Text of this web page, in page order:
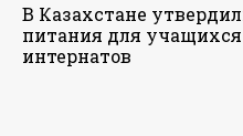
В Казахстане
питания для
интернатов